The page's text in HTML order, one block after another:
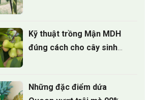
Kỹ thuật trồng Mận MDH
đúng cách cho cây sinh
Những đặc điểm dứa